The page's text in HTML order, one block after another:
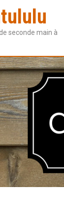
seconde main à